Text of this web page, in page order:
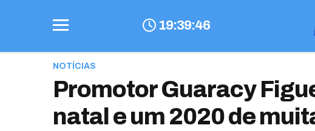
19:39:47
NOTÍCIAS
Promotor Guaracy
natal e um 2020 de